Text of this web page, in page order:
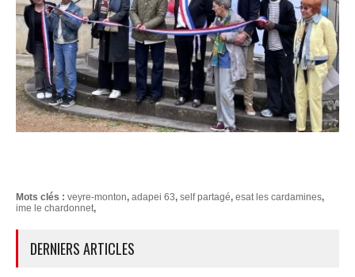
Mots clés : veyre-monton, adapei 63, self partagé, esat les cardamines,
ime le chardonnet,
DERNIERS ARTICLES